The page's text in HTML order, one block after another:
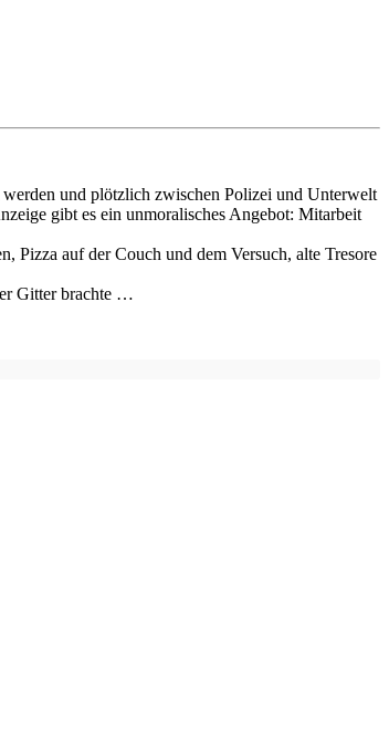
und plötzlich zwischen Polizei und Unterwelt
gibt es ein unmoralisches Angebot: Mitarbeit
Pizza auf der Couch und dem Versuch, alte Tresore
Gitter brachte …